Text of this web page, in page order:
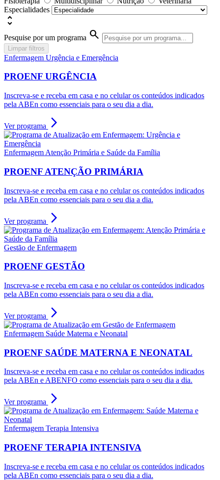
Especialidades
unfold_more
Pesquise por um programa search
Limpar filtros
Enfermagem Urgência e Emergência
PROENF URGÊNCIA
Inscreva-se e receba em casa e no celular os conteúdos indicados
pela ABEn como essenciais para o seu dia a dia.
Ver programa arrow_forward_ios
Enfermagem Atenção Primária e Saúde da Família
PROENF ATENÇÃO PRIMÁRIA
Inscreva-se e receba em casa e no celular os conteúdos indicados
pela ABEn como essenciais para o seu dia a dia.
Ver programa arrow_forward_ios
Gestão de Enfermagem
PROENF GESTÃO
Inscreva-se e receba em casa e no celular os conteúdos indicados
pela ABEn como essenciais para o seu dia a dia.
Ver programa arrow_forward_ios
Enfermagem Saúde Materna e Neonatal
PROENF SAÚDE MATERNA E NEONATAL
Inscreva-se e receba em casa e no celular os conteúdos indicados
pela ABEn e ABENFO como essenciais para o seu dia a dia.
Ver programa arrow_forward_ios
Enfermagem Terapia Intensiva
PROENF TERAPIA INTENSIVA
Inscreva-se e receba em casa e no celular os conteúdos indicados
pela ABEn como essenciais para o seu dia a dia.